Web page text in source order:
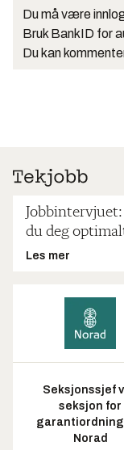
Du må være
Bruk BankID for
Du kan
du deg
Les mer
Seksjonssjef
seksjon for
Norad